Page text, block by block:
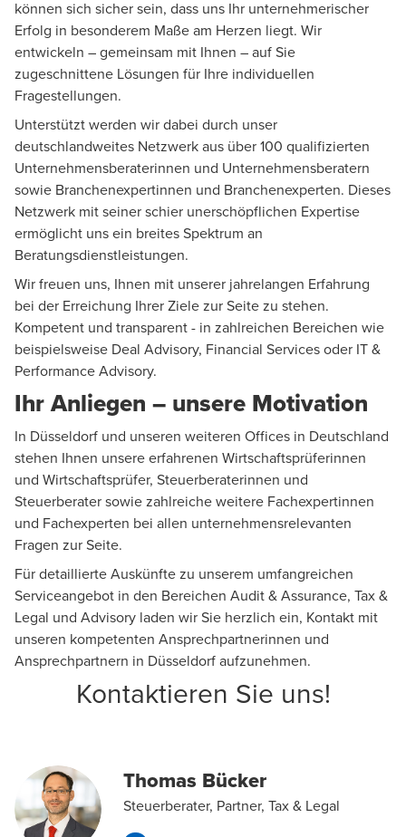
können sich sicher sein, dass uns Ihr unternehmerischer
Erfolg in besonderem Maße am Herzen liegt. Wir
entwickeln – gemeinsam mit Ihnen – auf Sie
zugeschnittene Lösungen für Ihre individuellen
Fragestellungen.
Unterstützt werden wir dabei durch unser
deutschlandweites Netzwerk aus über 100 qualifizierten
Unternehmensberaterinnen und Unternehmensberatern
sowie Branchenexpertinnen und Branchenexperten. Dieses
Netzwerk mit seiner schier unerschöpflichen Expertise
ermöglicht uns ein breites Spektrum an
Beratungsdienstleistungen.
Wir freuen uns, Ihnen mit unserer jahrelangen Erfahrung
bei der Erreichung Ihrer Ziele zur Seite zu stehen.
Kompetent und transparent - in zahlreichen Bereichen wie
beispielsweise Deal Advisory, Financial Servicesoder IT &
Performance Advisory.
Ihr Anliegen – unsere Motivation
In Düsseldorf und unseren weiteren Offices in Deutschland
stehen Ihnen unsere erfahrenen Wirtschaftsprüferinnen
und Wirtschaftsprüfer, Steuerberaterinnen und
Steuerberater sowie zahlreiche weitere Fachexpertinnen
und Fachexperten bei allen unternehmensrelevanten
Fragen zur Seite.
Für detaillierte Auskünfte zu unserem umfangreichen
Serviceangebot in den Bereichen Audit & Assurance, Tax &
Legal und Advisory laden wir Sie herzlich ein, Kontakt mit
unseren kompetenten Ansprechpartnerinnen und
Ansprechpartnern in Düsseldorf aufzunehmen.
Kontaktieren Sie uns!
Thomas Bücker
Steuerberater, Partner, Tax & Legal